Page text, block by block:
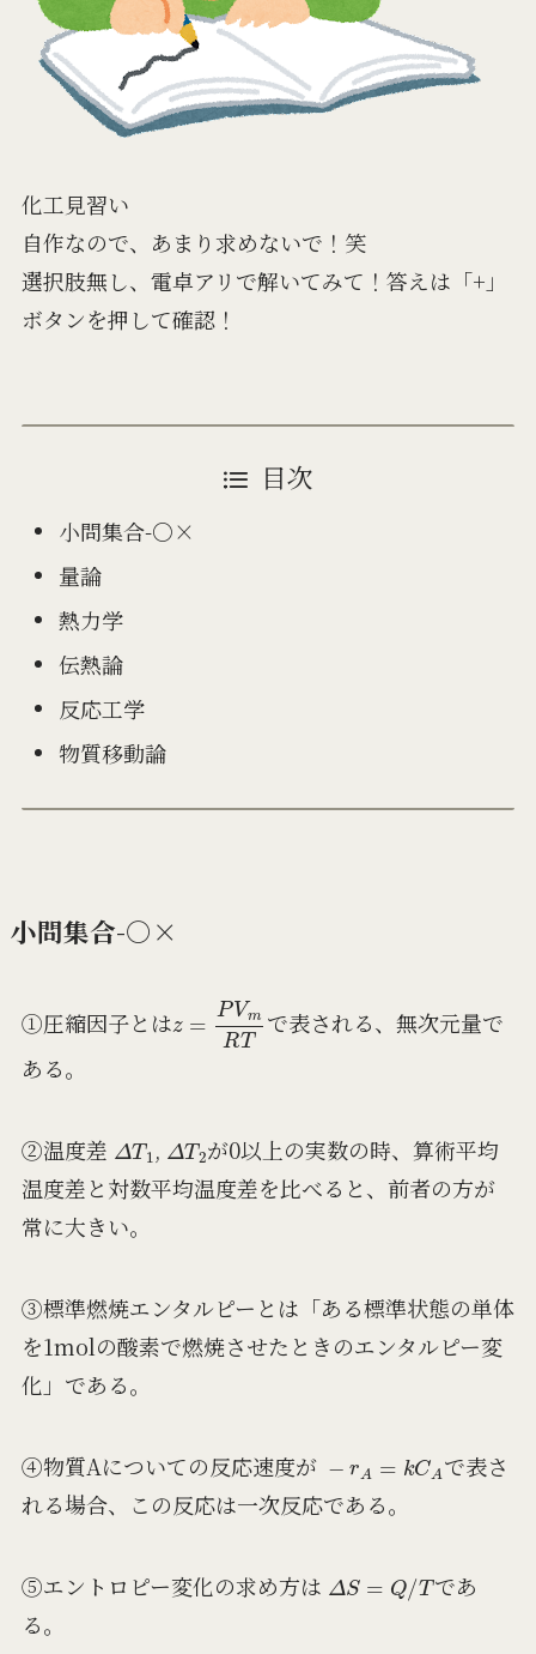
化工見習い
自作なので、あまり求めないで！笑
選択肢無し、電卓アリで解いてみて！答えは「+」
ボタンを押して確認！
目次
小問集合-○×
量論
熱力学
伝熱論
反応工学
物質移動論
小問集合-○×
①圧縮因子とは VmR で表される、無次元量で
ある。
②温度差 ,
が0以上の実数の時、算術平均
温度差と対数平均温度差を比べると、前者の方が
常に大きい。
③標準燃焼エンタルピーとは「ある標準状態の単体
を1molの酸素で燃焼させたときのエンタルピー変
化」である。
④物質Aについての反応速度が
で表さ
れる場合、この反応は一次反応である。
⑤エントロピー変化の求め方は
であ
る。